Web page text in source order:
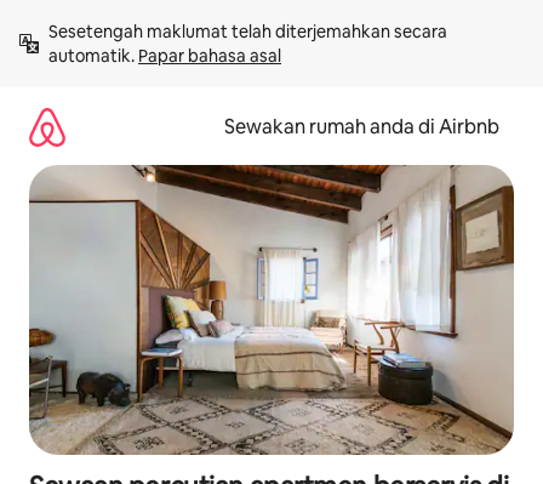
kandungan
Sesetengah maklumat telah diterjemahkan secara
automatik. Papar bahasa asal
Sewakan rumah anda di Airbnb